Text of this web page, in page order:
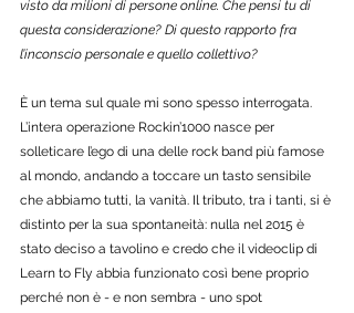
visto da milioni di persone online. Che pensi tu di
questa considerazione? Di questo rapporto fra
l’inconscio personale e quello collettivo?
È un tema sul quale mi sono spesso interrogata.
L’intera operazione Rockin’1000 nasce per
solleticare l’ego di una delle rock band più famose
al mondo, andando a toccare un tasto sensibile
che abbiamo tutti, la vanità. Il tributo, tra i tanti, si è
distinto per la sua spontaneità: nulla nel 2015 è
stato deciso a tavolino e credo che il videoclip di
Learn to Fly abbia funzionato così bene proprio
perché non è - e non sembra - uno spot